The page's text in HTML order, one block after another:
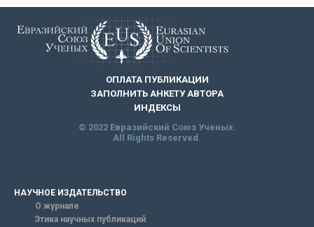
ОПЛАТА ПУБЛИКАЦИИ
ЗАПОЛНИТЬ АНКЕТУ АВТОРА
ИНДЕКСЫ
© 2022 Евразийский Союз Ученых.
All Rights Reserved.
НАУЧНОЕ ИЗДАТЕЛЬСТВО
О журнале
Этика научных публикаций